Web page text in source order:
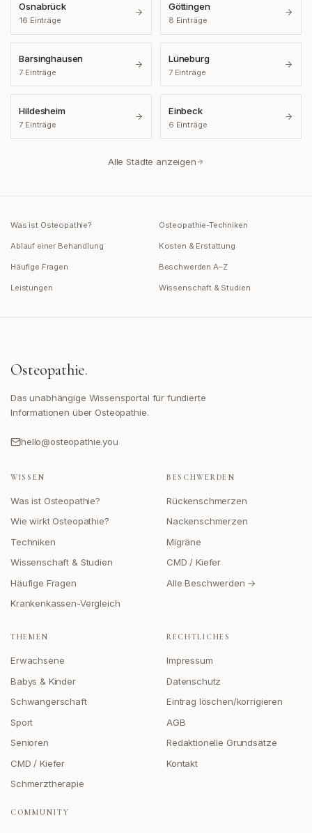
Osnabrück
16 Einträge
Göttingen
8 Einträge
Barsinghausen
7 Einträge
Lüneburg
7Einträge
Hildesheim
7 Einträge
Einbeck
6 Einträge
Alle Städte anzeigen
Was ist Osteopathie? Osteopathie-Techniken
Ablauf einer Behandlung Kosten & Erstattung
Häufige Fragen Beschwerden A–Z
Leistungen Wissenschaft & Studien
Osteopathie.
Das unabhängige Wissensportal für fundierte
Informationen über Osteopathie.
hello@osteopathie.you
WISSEN
Was ist Osteopathie?
Wie wirkt Osteopathie?
Techniken
Wissenschaft & Studien
Häufige Fragen
Krankenkassen-Vergleich
BESCHWERDEN
Rückenschmerzen
Nackenschmerzen
Migräne
CMD / Kiefer
Alle Beschwerden →
THEMEN
Erwachsene
Babys & Kinder
Schwangerschaft
Sport
Senioren
CMD / Kiefer
Schmerztherapie
COMMUNITY
RECHTLICHES
Impressum
Datenschutz
Eintrag löschen/korrigieren
AGB
Redaktionelle Grundsätze
Kontakt